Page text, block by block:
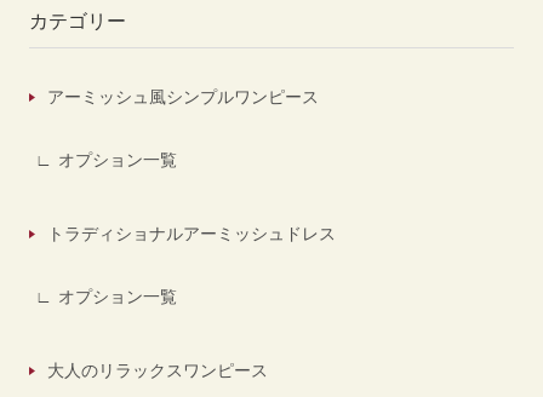
カテゴリー
アーミッシュ風シンプルワンピース
オプション一覧
トラディショナルアーミッシュドレス
オプション一覧
大人のリラックスワンピース